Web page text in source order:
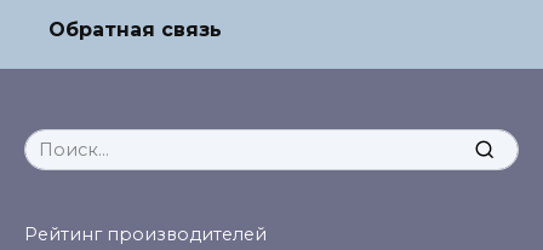
Обратная связь
Search
for:
Рейтинг производителей